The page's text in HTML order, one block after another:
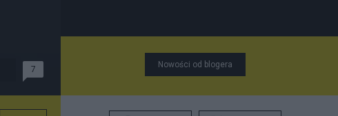
7 Nowości od blogera